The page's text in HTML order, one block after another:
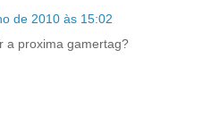
de 2010 às 15:02
a proxima gamertag?